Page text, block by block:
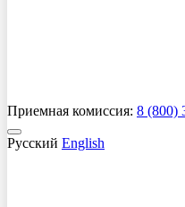
Приемная комиссия: 8 (800)
Русский English